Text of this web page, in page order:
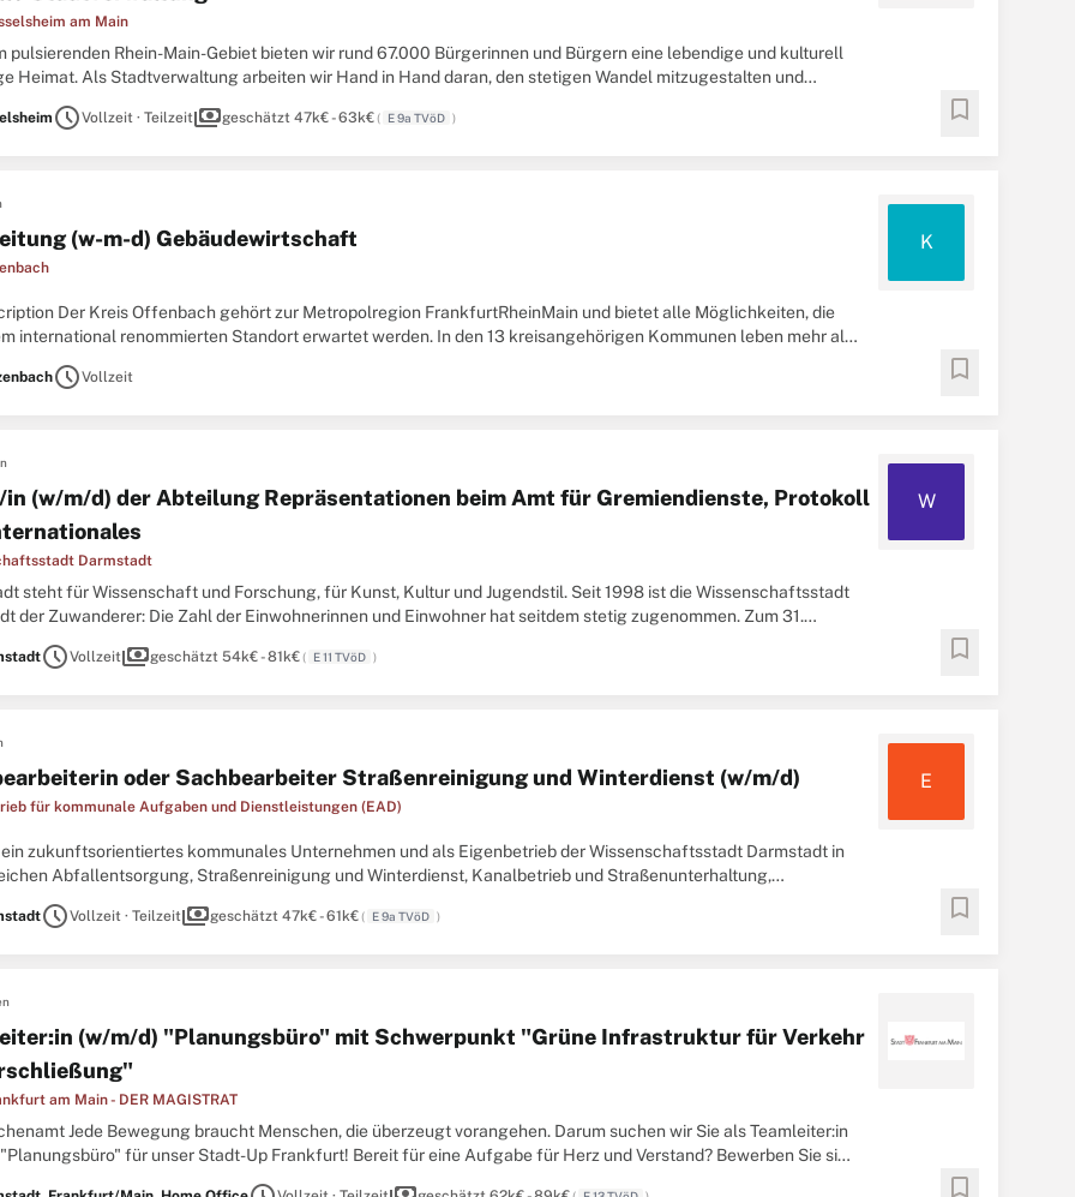
am Main
pulsierenden Rhein-Main-Gebiet bieten wir rund 67.000 Bürgerinnen und Bürgern eine lebendige und kulturell
Heimat. Als Stadtverwaltung arbeiten wir Hand in Hand daran, den stetigen Wandel mitzugestalten und
scheduleVollzeit · Teilzeitpaymentsgeschätzt 47k€ - 63k€( E 9a TVöD ) bookmark
(w-m-d) Gebäudewirtschaft K
Der Kreis Offenbach gehört zur Metropolregion FrankfurtRheinMain und bietet alle Möglichkeiten, die
international renommierten Standort erwartet werden. In den 13 kreisangehörigen Kommunen leben mehr als
scheduleVollzeit bookmark
(w/m/d) der Abteilung Repräsentationen beim Amt für Gremiendienste, Protokoll
Darmstadt
W
steht für Wissenschaft und Forschung, für Kunst, Kultur und Jugendstil. Seit 1998 ist die Wissenschaftsstadt
der Zuwanderer: Die Zahl der Einwohnerinnen und Einwohner hat seitdem stetig zugenommen. Zum 31.
scheduleVollzeitpaymentsgeschätzt 54k€ - 81k€( E 11 TVöD ) bookmark
oder Sachbearbeiter Straßenreinigung und Winterdienst (w/m/d)
für kommunale Aufgaben und Dienstleistungen (EAD)
E
ein zukunftsorientiertes kommunales Unternehmen und als Eigenbetrieb der Wissenschaftsstadt Darmstadt in
Abfallentsorgung, Straßenreinigung und Winterdienst, Kanalbetrieb und Straßenunterhaltung,
scheduleVollzeit · Teilzeitpaymentsgeschätzt 47k€ - 61k€( E 9a TVöD ) bookmark
(w/m/d) "Planungsbüro" mit Schwerpunkt "Grüne Infrastruktur für Verkehr
am Main - DER MAGISTRAT
Jede Bewegung braucht Menschen, die überzeugt vorangehen. Darum suchen wir Sie als Teamleiter:in
für unser Stadt-Up Frankfurt! Bereit für eine Aufgabe für Herz und Verstand? Bewerben Sie sich
bookmark